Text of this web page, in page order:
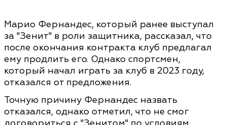
Марио Фернандес, который ранее выступал
за "Зенит" в роли защитника, рассказал, что
после окончания контракта клуб предлагал
ему продлить его. Однако спортсмен,
который начал играть за клуб в 2023 году,
отказался от предложения.
Точную причину Фернандес назвать
отказался, однако отметил, что не смог